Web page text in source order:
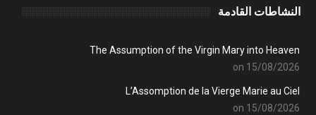
النشاطات القادمة
The Assumption of the Virgin Mary into Heaven
on 15/08/2026
L’Assomption de la Vierge Marie au Ciel
on 15/08/2026